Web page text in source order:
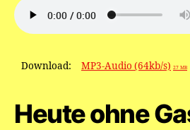
Download: MP3-Audio (64kb/s) 27 MB
Heute ohne